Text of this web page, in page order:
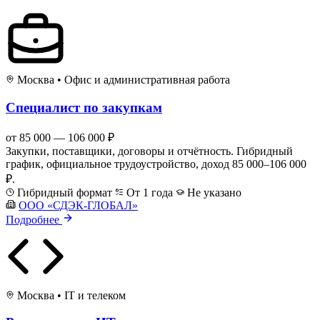
Москва • Офис и административная работа
Специалист по закупкам
от 85 000 — 106 000 ₽
Закупки, поставщики, договоры и отчётность. Гибридный
график, официальное трудоустройство, доход 85 000–106 000
₽.
Гибридный формат
От 1 года
Не указано
ООО «СДЭК-ГЛОБАЛ»
Подробнее
Москва • IT и телеком